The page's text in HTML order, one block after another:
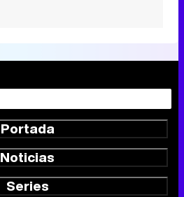
Portada
Noticias
Series